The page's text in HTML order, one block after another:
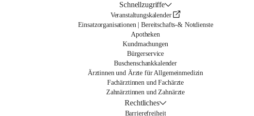
Schnellzugriffe
Veranstaltungskalender
Einsatzorganisationen | Bereitschafts-& Notdienste
Apotheken
Kundmachungen
Bürgerservice
Buschenschankkalender
Ärztinnen und Ärzte für Allgemeinmedizin
Fachärztinnen und Fachärzte
Zahnärztinnen und Zahnärzte
Rechtliches
Barrierefreiheit